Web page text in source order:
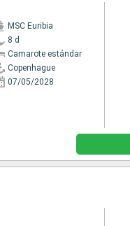
MSC Euribia
8 d
Camarote estándar
Copenhague
07/05/2028